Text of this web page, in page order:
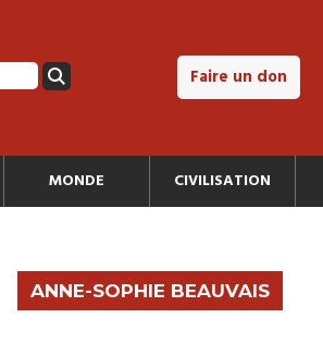
Faire un don
MONDE CIVILISATION
ANNE-SOPHIE BEAUVAIS